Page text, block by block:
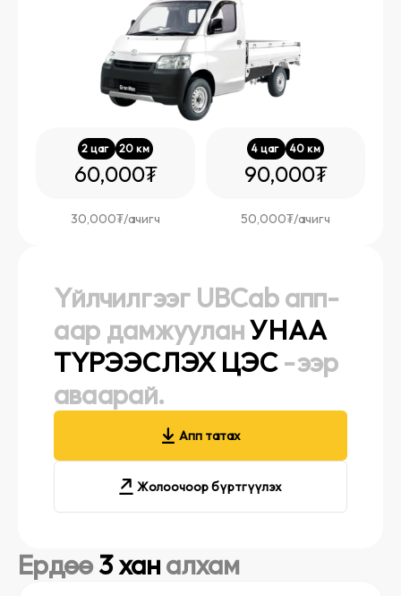
2 цаг 20 км
60,000₮
4 цаг 40 км
90,000₮
30,000₮/ачигч 50,000₮/ачигч
Үйлчилгээг UBCab апп-
аар дамжууланУНАА
ТҮРЭЭСЛЭХ ЦЭС -ээр
аваарай.
Апп татах
Жолоочоор бүртгүүлэх
Ердөө3 ханалхам